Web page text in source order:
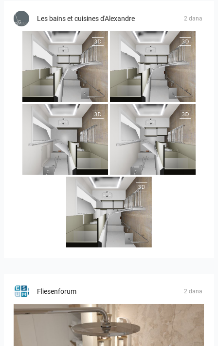
Les bains et cuisines d'Alexandre 2 dana
JEGOUX-PASSER JEGOUX-PASSER
JEGOUX-PASSER 2 JEGOUX-PASSER 2
JEGOUX-PASSER
Fliesenforum 2 dana